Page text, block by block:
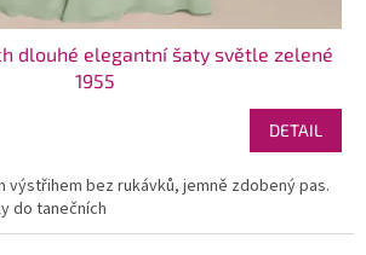
dlouhé elegantní šaty světle zelené
1955
DETAIL
výstřihem bez rukávků, jemně zdobený pas.
do tanečních